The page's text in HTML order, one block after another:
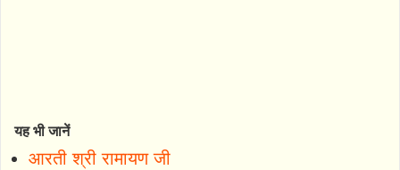
यह भी जानें
आरती श्री रामायण जी